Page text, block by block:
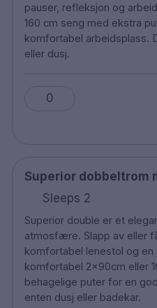
141 rom
Dobbel rom og
Bad med dusj eller
Safe
Strykejern/
Sauna
Gym
Sykkelutleie
Restaurant
Vaskeri service
Husdyr er tillatt mot
pauser, refleksjon og
160 cm seng med ekstra
komfortabel arbeidsplass.
eller dusj.
0
Superior dobbeltrom
Sleeps 2
Superior double er et
atmosfære. Slapp av eller
komfortabel lenestol og
komfortabel 2x90cm eller
behagelige puter for en
enten dusj eller badekar.